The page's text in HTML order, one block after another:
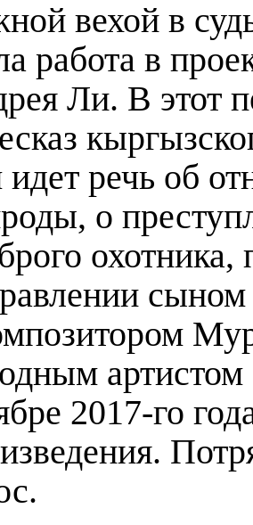
вехой в
работа в
Ли. В этот
речь об
о
охотника,
2017-го